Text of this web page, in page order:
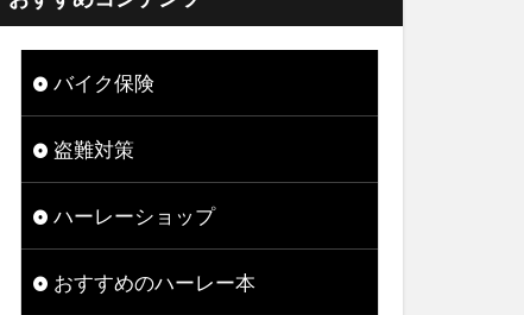
バイク保険
盗難対策
ハーレーショップ
おすすめのハーレー本